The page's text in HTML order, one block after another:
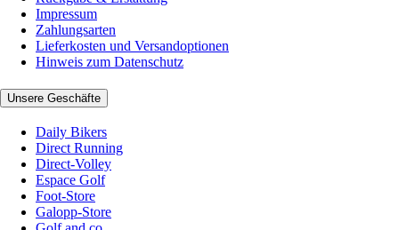
Impressum
Zahlungsarten
Lieferkosten und Versandoptionen
Hinweis zum Datenschutz
Unsere Geschäfte
Daily Bikers
Direct Running
Direct-Volley
Espace Golf
Foot-Store
Galopp-Store